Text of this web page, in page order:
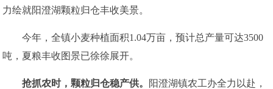
力绘就阳澄湖颗粒归仓丰收美景。
今年，全镇小麦种植面积1.04万亩，预计总产量可达3500
吨，夏粮丰收图景已徐徐展开。
抢抓农时，颗粒归仓稳产供。 阳澄湖镇农工办全力以赴，